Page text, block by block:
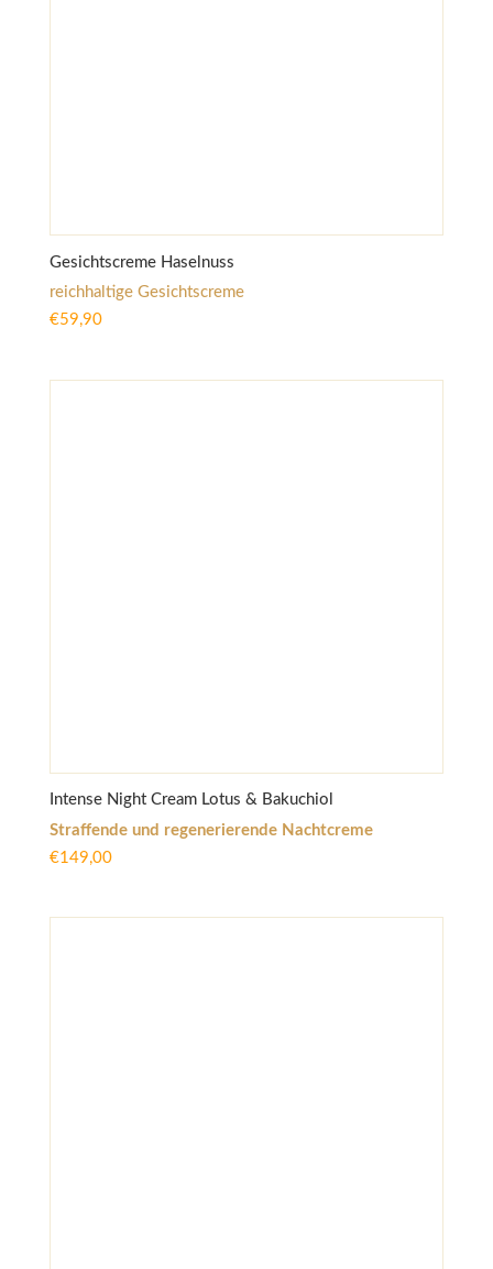
Gesichtscreme Haselnuss
reichhaltige Gesichtscreme
€59,90
Intense Night Cream Lotus & Bakuchiol
Straffende und regenerierende Nachtcreme
€149,00